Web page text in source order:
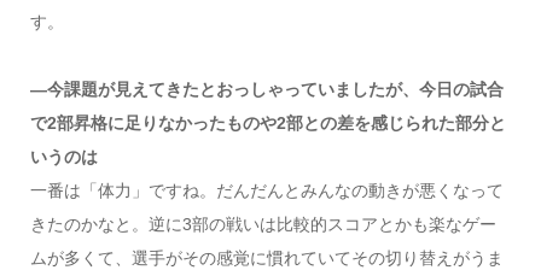
す。
―今課題が見えてきたとおっしゃっていましたが、今日の試合
で2部昇格に足りなかったものや2部との差を感じられた部分と
いうのは
一番は「体力」ですね。だんだんとみんなの動きが悪くなって
きたのかなと。逆に3部の戦いは比較的スコアとかも楽なゲー
ムが多くて、選手がその感覚に慣れていてその切り替えがうま